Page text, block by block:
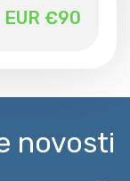
EUR €90
novosti